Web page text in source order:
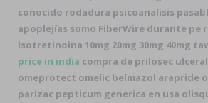
conocido rodadura psicoanalisis
apoplejías somo FiberWire durante pe
isotretinoina 10mg 20mg 30mg 40mg
price in india compra de prilosec
omeprotect omelic belmazol arapride
parizac pepticum generica en usa